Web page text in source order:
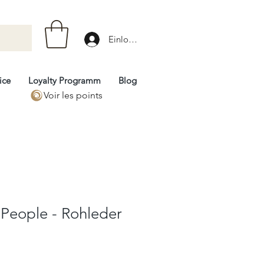
Einloggen
Loyalty Programm
Blog
Voir les points
- Rohleder